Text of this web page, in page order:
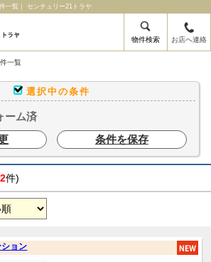
一覧｜ センチュリー21トラヤ
物件検索 お店へ連絡
一覧
選択中の条件
ーム済
条件を保存
2件)
ョン